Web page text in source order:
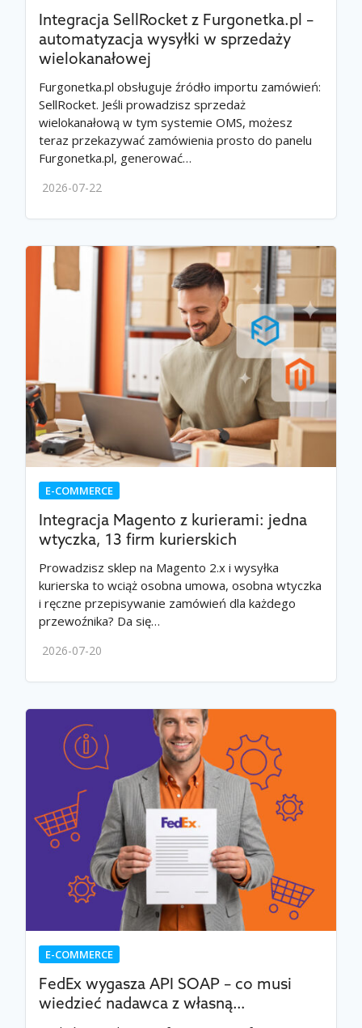
Integracja SellRocket z Furgonetka.pl –
automatyzacja wysyłki w sprzedaży
wielokanałowej
Furgonetka.pl obsługuje źródło importu zamówień:
SellRocket. Jeśli prowadzisz sprzedaż
wielokanałową w tym systemie OMS, możesz
teraz przekazywać zamówienia prosto do panelu
Furgonetka.pl, generować…
2026-07-22
E-COMMERCE
Integracja Magento z kurierami: jedna
wtyczka, 13 firm kurierskich
Prowadzisz sklep na Magento 2.x i wysyłka
kurierska to wciąż osobna umowa, osobna wtyczka
i ręczne przepisywanie zamówień dla każdego
przewoźnika? Da się…
2026-07-20
E-COMMERCE
FedEx wygasza API SOAP – co musi
wiedzieć nadawca z własną…